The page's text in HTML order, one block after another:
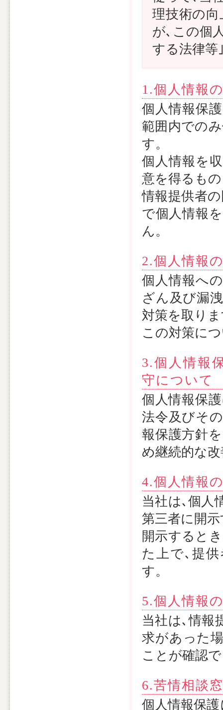
理技術の
が､この個
する法律等
1.個人情報
個人情報保
範囲内での
す。
個人情報を
意を得るも
情報提供者
で個人情報
ん。
2.個人情報
個人情報へ
ざん及び漏
対策を取り
この対策に
3.個人情報
守について
個人情報保
法令及びそ
報保護方針
め継続的な
4.個人情報
当社は､個人
第三者に開
開示すると
た上で､提
す。
5.個人情報
当社は､情報
求があった
ことが確認
6.苦情相談
個人情報保